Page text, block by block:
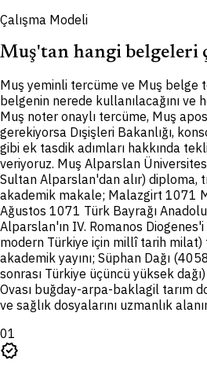
Çalışma Modeli
Muş'tan hangi belgeleri
Muş yeminli tercüme ve Muş belge
belgenin nerede kullanılacağını ve
Muş noter onaylı tercüme, Muş
gerekiyorsa Dışişleri Bakanlığı,
gibi ek tasdik adımları hakkında
veriyoruz. Muş Alparslan
Sultan Alparslan'dan alır) diploma,
akademik makale; Malazgirt 1071
Ağustos 1071 Türk Bayrağı
Alparslan'ın IV. Romanos
modern Türkiye için millî tarih milat)
akademik yayını; Süphan Dağı
sonrası Türkiye üçüncü yüksek
Ovası buğday-arpa-baklagil tarım
ve sağlık dosyalarını uzmanlık
01
verified